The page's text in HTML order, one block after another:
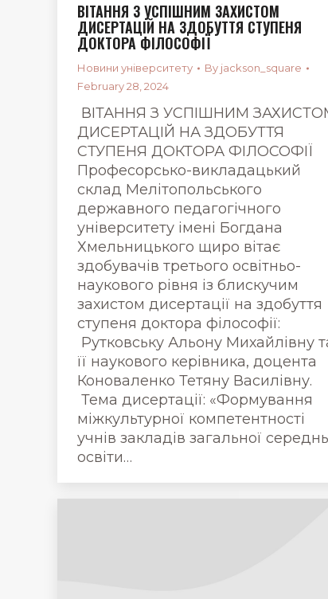
ВІТАННЯ З УСПІШНИМ ЗАХИСТОМ
ДИСЕРТАЦІЙ НА ЗДОБУТТЯ СТУПЕНЯ
ДОКТОРА ФІЛОСОФІЇ
Новини університету By jackson_square
February 28, 2024
ВІТАННЯ З УСПІШНИМ
ДИСЕРТАЦІЙ НА ЗДОБУТТЯ
СТУПЕНЯ ДОКТОРА ФІЛОСОФІЇ
Професорсько-викладацький
склад Мелітопольського
державного педагогічного
університету імені Богдана
Хмельницького щиро вітає
здобувачів третього освітньо-
наукового рівня із блискучим
захистом дисертації на здобуття
ступеня доктора філософії:
Рутковську Альону Михайлівну
її наукового керівника, доцента
Коноваленко Тетяну Василівну.
Тема дисертації: «Формування
міжкультурної компетентності
учнів закладів загальної
освіти…